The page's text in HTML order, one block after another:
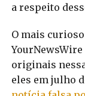
a respeito
O mais
originais
eles em julho